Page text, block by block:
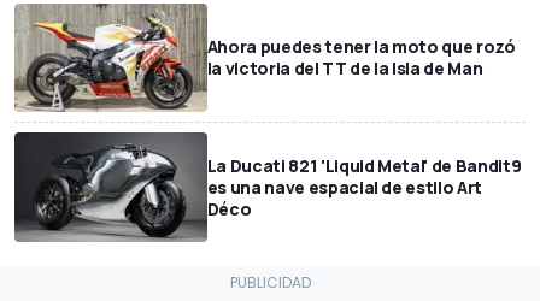
Ahora puedes tener la moto que rozó
la victoria del TT de la Isla de Man
La Ducati 821 'Liquid Metal' de Bandit9
es una nave espacial de estilo Art
Déco